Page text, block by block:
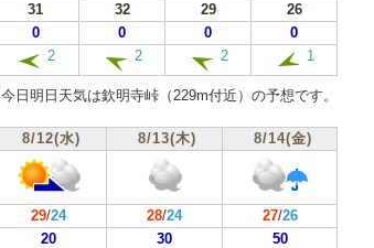
31 32 29
26
0 0 0
0
2 2 2 1
今日明日天気は欽明寺峠（229m付近）の予想です。
8/12(水) 8/13(木) 8/14(金)
29/24 28/24 27/26
20 30
50